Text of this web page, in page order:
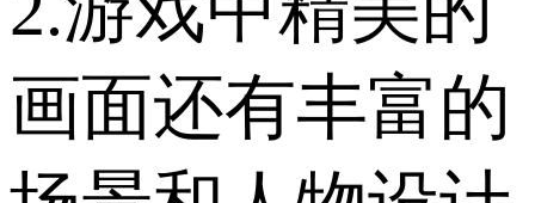
画面还有丰富的